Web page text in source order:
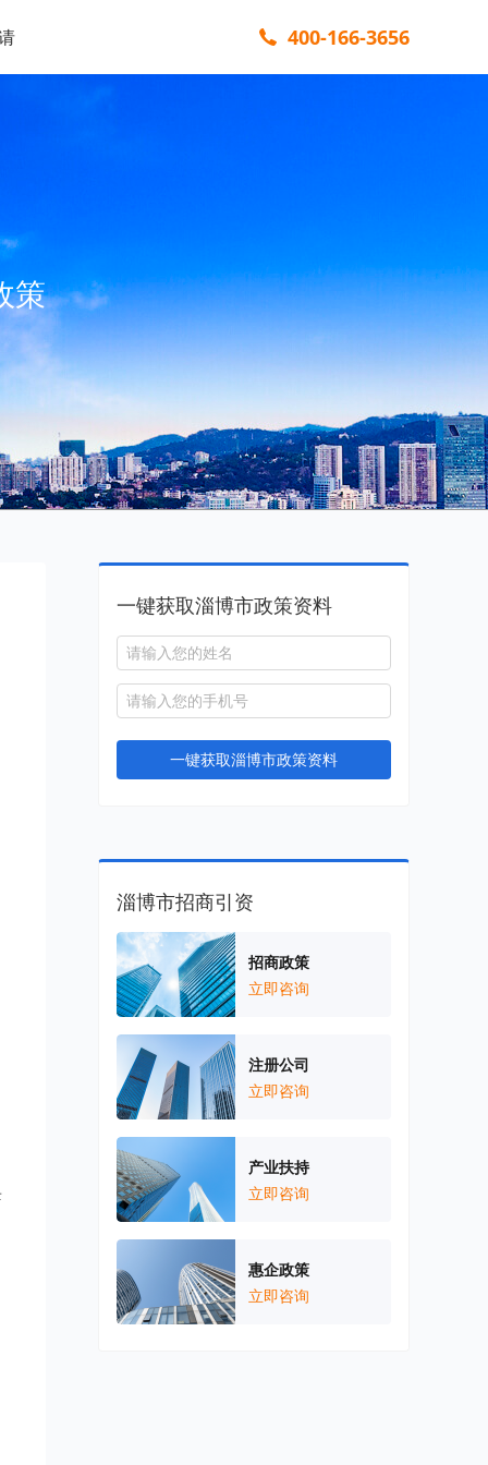
400-166-3656
策
一键获取淄博市政策资料
一键获取淄博市政策资料
淄博市招商引资
招商政策
立即咨询
注册公司
立即咨询
产业扶持
立即咨询
惠企政策
立即咨询